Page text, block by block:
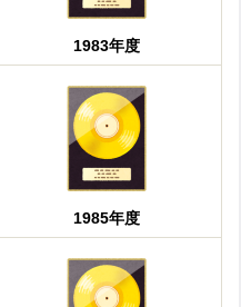
1983年度
1985年度